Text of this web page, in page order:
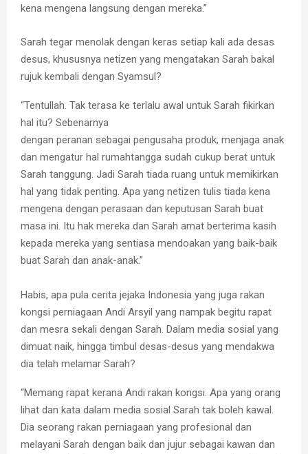
kena mengena langsung dengan mereka.”
Sarah tegar menolak dengan keras setiap kali ada desas
desus, khususnya netizen yang mengatakan Sarah bakal
rujuk kembali dengan Syamsul?
“Tentullah. Tak terasa ke terlalu awal untuk Sarah fikirkan
hal itu? Sebenarnya
dengan peranan sebagai pengusaha produk, menjaga anak
dan mengatur hal rumahtangga sudah cukup berat untuk
Sarah tanggung. Jadi Sarah tiada ruang untuk memikirkan
hal yang tidak penting. Apa yang netizen tulis tiada kena
mengena dengan perasaan dan keputusan Sarah buat
masa ini. Itu hak mereka dan Sarah amat berterima kasih
kepada mereka yang sentiasa mendoakan yang baik-baik
buat Sarah dan anak-anak.”
Habis, apa pula cerita jejaka Indonesia yang juga rakan
kongsi perniagaan Andi Arsyil yang nampak begitu rapat
dan mesra sekali dengan Sarah. Dalam media sosial yang
dimuat naik, hingga timbul desas-desus yang mendakwa
dia telah melamar Sarah?
“Memang rapat kerana Andi rakan kongsi. Apa yang orang
lihat dan kata dalam media sosial Sarah tak boleh kawal.
Dia seorang rakan perniagaan yang profesional dan
melayani Sarah dengan baik dan jujur sebagai kawan dan